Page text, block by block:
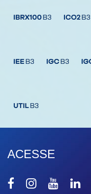
ACESSE
CompartilharCompartilharCompartilhar
no